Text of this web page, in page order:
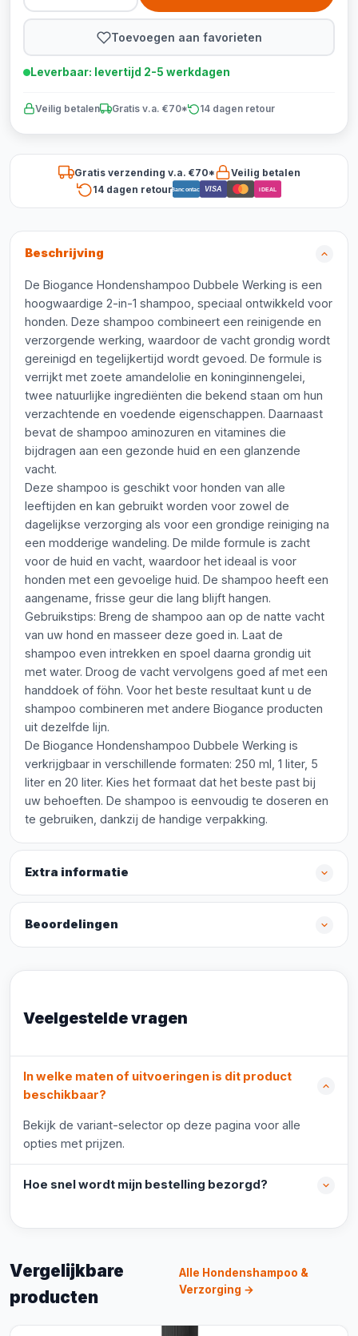
Toevoegen aan favorieten
Leverbaar: levertijd 2-5 werkdagen
Veilig betalen Gratis v.a. €70* 14 dagen retour
Gratis verzending v.a. €70*
Veilig betalen
14 dagen retourBancontact VISA iDEAL
Beschrijving
De Biogance Hondenshampoo Dubbele Werking is een
hoogwaardige 2-in-1 shampoo, speciaal ontwikkeld voor
honden. Deze shampoo combineert een reinigende en
verzorgende werking, waardoor de vacht grondig wordt
gereinigd en tegelijkertijd wordt gevoed. De formule is
verrijkt met zoete amandelolie en koninginnengelei,
twee natuurlijke ingrediënten die bekend staan om hun
verzachtende en voedende eigenschappen. Daarnaast
bevat de shampoo aminozuren en vitamines die
bijdragen aan een gezonde huid en een glanzende
vacht.
Deze shampoo is geschikt voor honden van alle
leeftijden en kan gebruikt worden voor zowel de
dagelijkse verzorging als voor een grondige reiniging na
een modderige wandeling. De milde formule is zacht
voor de huid en vacht, waardoor het ideaal is voor
honden met een gevoelige huid. De shampoo heeft een
aangename, frisse geur die lang blijft hangen.
Gebruikstips: Breng de shampoo aan op de natte vacht
van uw hond en masseer deze goed in. Laat de
shampoo even intrekken en spoel daarna grondig uit
met water. Droog de vacht vervolgens goed af met een
handdoek of föhn. Voor het beste resultaat kunt u de
shampoo combineren met andere Biogance producten
uit dezelfde lijn.
De Biogance Hondenshampoo Dubbele Werking is
verkrijgbaar in verschillende formaten: 250 ml, 1 liter, 5
liter en 20 liter. Kies het formaat dat het beste past bij
uw behoeften. De shampoo is eenvoudig te doseren en
te gebruiken, dankzij de handige verpakking.
Extra informatie
Beoordelingen
Veelgestelde vragen
In welke maten of uitvoeringen is dit product
beschikbaar?
Bekijk de variant-selector op deze pagina voor alle
opties met prijzen.
Hoe snel wordt mijn bestelling bezorgd?
Vergelijkbare
producten
Alle Hondenshampoo &
Verzorging →